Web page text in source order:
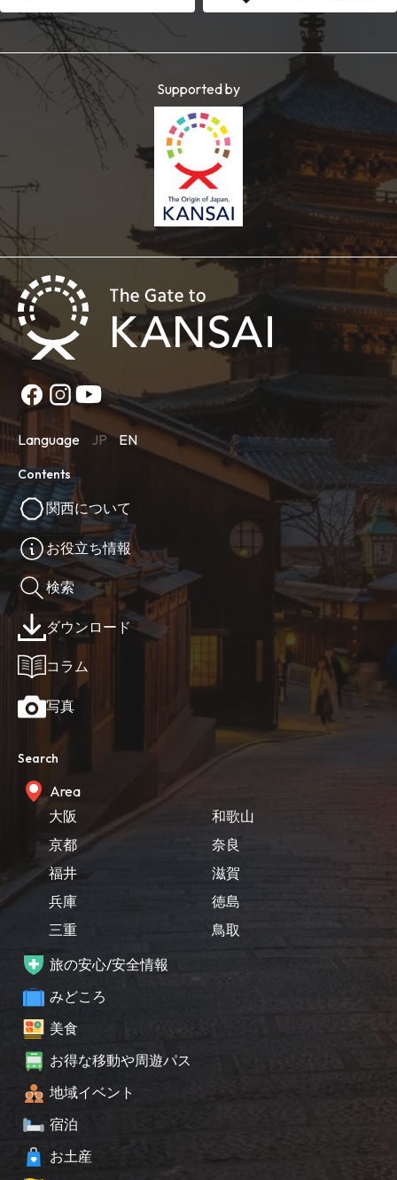
Supported by
Language JP EN
Contents
関西について
お役立ち情報
検索
ダウンロード
コラム
写真
Search
Area
大阪
京都
福井
兵庫
三重
和歌山
奈良
滋賀
徳島
鳥取
旅の安心/安全情報
みどころ
美食
お得な移動や周遊パス
地域イベント
宿泊
お土産